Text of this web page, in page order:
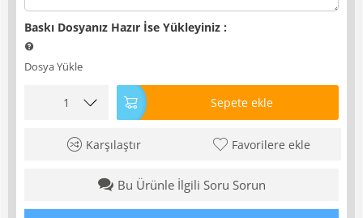
Baskı Dosyanız Hazır İse Yükleyiniz :
Dosya Yükle
Sepete ekle
Karşılaştır Favorilere ekle
Bu Ürünle İlgili Soru Sorun